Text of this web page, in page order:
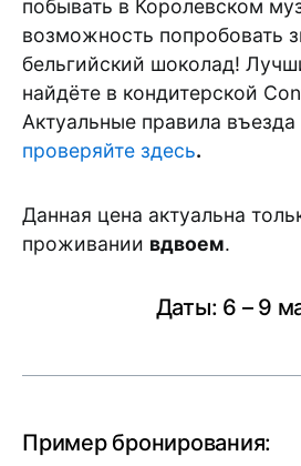
побывать в Королевском
возможность попробовать
бельгийский шоколад!
найдёте в кондитерской
Актуальные правила
проверяйте здесь.
Данная цена актуальна
проживании вдвоем.
Даты: 6 – 9
Пример бронирования: